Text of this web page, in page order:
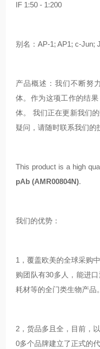
IF 1:50 - 1:200
别名：AP-1; AP1; c-Jun;
产品概述：我们不断努
体。作为这项工作的结
体。 我们正在更新我们
疑问，请随时联系我们的
This product is a high
pAb (AMR00804N).
我们的优势：
1，覆盖欧美的全球采购
购团队有30多人，能进
耗材等的全门类生物产品。
2，货品多且全，目前，
0多个品牌建立了正式的